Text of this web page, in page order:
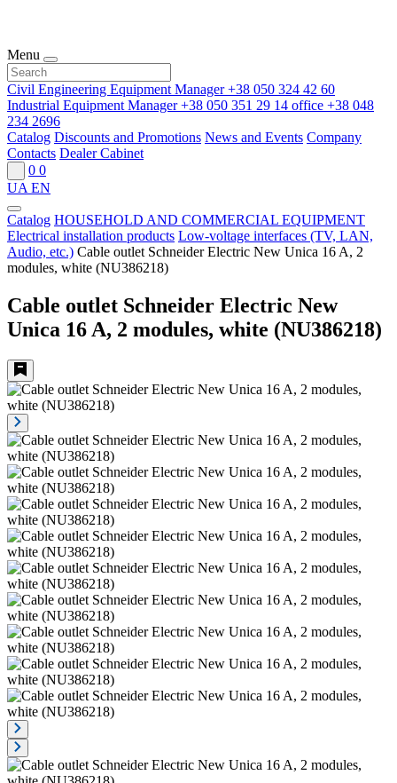
Menu
Civil Engineering Equipment Manager+38 050 324 42 60
Industrial Equipment Manager+38 050 351 29 14 office +38 048
234 2696
Catalog Discounts and Promotions News and Events Company
Contacts Dealer Cabinet
0 0
UA EN
Catalog HOUSEHOLD AND COMMERCIAL EQUIPMENT
Electrical installation products Low-voltage interfaces (TV, LAN,
Audio, etc.) Cable outlet Schneider Electric New Unica 16 A, 2
modules, white (NU386218)
Cable outlet Schneider Electric New
Unica 16 A, 2 modules, white (NU386218)